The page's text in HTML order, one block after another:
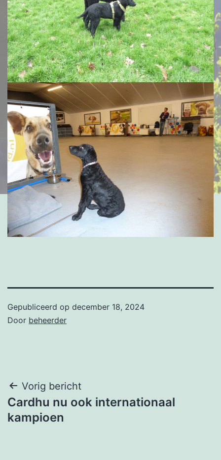
Gepubliceerd op december 18, 2024
Door beheerder
Bericht
navigatie
Vorig bericht
Cardhu nu ook internationaal
kampioen